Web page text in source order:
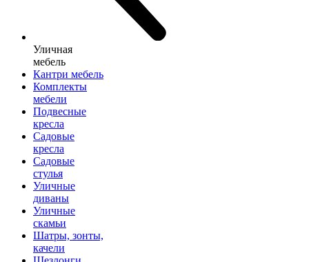
Уличная
мебель
Кантри мебель
Комплекты
мебели
Подвесные
кресла
Садовые
кресла
Садовые
стулья
Уличные
диваны
Уличные
скамьи
Шатры, зонты,
качели